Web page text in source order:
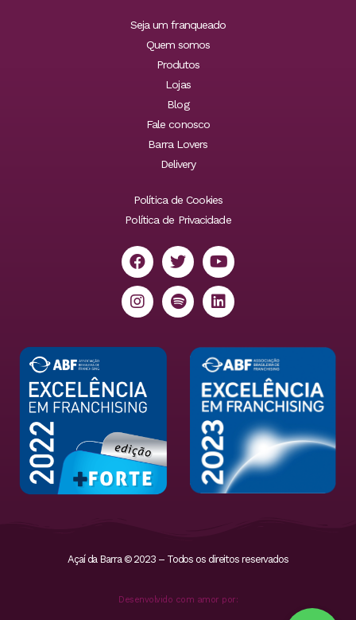
Seja um franqueado
Quem somos
Produtos
Lojas
Blog
Fale conosco
Barra Lovers
Delivery
Política de Cookies
Política de Privacidade
Açaí da Barra © 2023 – Todos os direitos reservados
Desenvolvido com amor por: